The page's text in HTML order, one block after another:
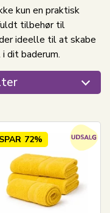
kun en praktisk
tilbehør til
ideelle til at skabe
dit baderum.
SPAR 72%